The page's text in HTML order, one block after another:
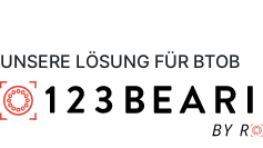
UNSERE LÖSUNG FÜR BTOB